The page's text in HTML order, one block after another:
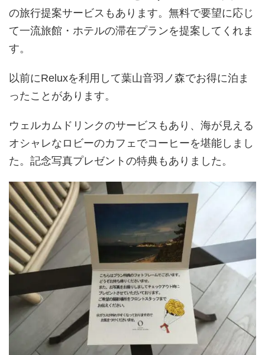
の旅行提案サービスもあります。無料で要望に応じ
て一流旅館・ホテルの滞在プランを提案してくれま
す。
以前にReluxを利用して葉山音羽ノ森でお得に泊ま
ったことがあります。
ウェルカムドリンクのサービスもあり、海が見える
オシャレなロビーのカフェでコーヒーを堪能しまし
た。記念写真プレゼントの特典もありました。